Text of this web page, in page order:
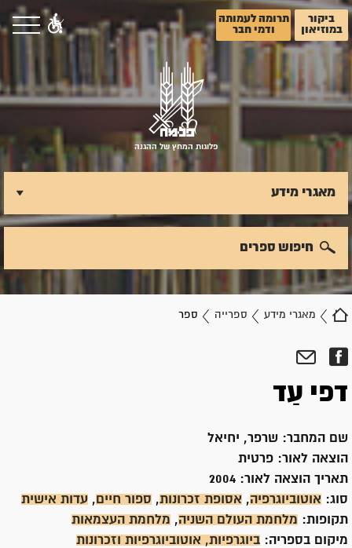
ביקור
במוזיאון
תרומה לעמותה
ודמי חבר
פלוגות המחץ של ההגנה
מאגרי מידע ספרייה ספר
מאגרי מידע
חיפוש ספרים
דפי עַד
שם המחבר: שרפר, יחיאל
הוצאה לאור: פרטית
תאריך הוצאה לאור:
סוג: אוטוביוגרפיה, אסופת זכרונות, ספור חיים , עדות אישית
תקופות: מלחמת העולם השניה, מלחמת העצמאות
מיקום בספריה: ביוגרפיות, אוטוביוגרפיות וזכרונות